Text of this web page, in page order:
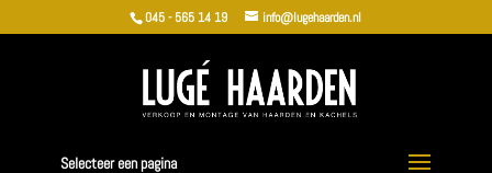
045 - 565 14 19 info@lugehaarden.nl
Selecteer een pagina